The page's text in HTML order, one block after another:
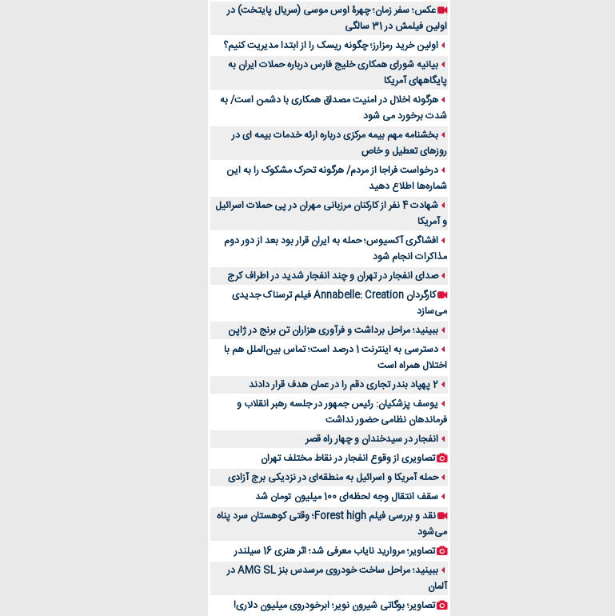
عکس؛ سفر زمان؛ چهرۀ اوس موسی (سریال پایتخت) در
اولین فیلمش در 31 سالگی
اولین خرید رمزارز؛ چگونه ریسک را از ابتدا مدیریت کنیم؟
بیانیه شورای همکاری خلیج فارس درباره حملات ایران به
پایگاههای آمریکا
هرگونه اخلال در امنیت مصداق همکاری با دشمن است/ به
شدت برخورد می شود
بخشنامه مهم بیمه مرکزی درباره ارئه خدمات بیمه ای در
روزهای تعطیل و خاص
درخواست فراجا از مردم/ هرگونه تحرک مشکوک را به این
شماره‌ها اطلاع دهید
شهادت 4 نفر از کارکنان مرزبانی مهران در پی حملات اسرائیل
و آمریکا
افشاگری آکسیوس؛ حمله به ایران قرار بود بعد از دور دوم
مذاکرات انجام شود
صدای انفجار در تهران و چند انفجار شدید در اطراف کرج
کارگردان Annabelle: Creation فیلم ترسناک جدیدی
می‌سازد
ببینید؛ مراحل برداشت و فرآوری هزاران تن برنج در ژاپن
دسترسی به اینترنت 1 درصد است؛ تماس بین‌الملل هم با
اختلال همراه است
2 پهپاد بندر تجاری دقم را در عمان هدف قرار دادند
یوسف پزشکیان: رئیس جمهور در جلسه رهبر انقلاب و
فرماندهان نظامی حضور نداشت
انفجار در سیدخندان و چهار راه قصر
تصاویری از وقوع انفجار در نقاط مختلف تهران
حمله آمریکا و اسرائیل به منطقه‌ای در نزدیکی برج آزادی
سقف انتقال وجه لحظه‌ای 100 میلیون تومان شد
نقد و بررسی فیلم Forest high؛ وقتی کوهستان سرد پناه
می‌شود
تصاویر؛ مروارید نایاب معرفی شد؛ اثر هنری 16 سیلندر
ببینید؛ مراحل ساخت خودروی مرسدس بنز AMG SL در
آلمان
تصاویر؛ بوگاتی شیرون نویر؛ ابرخودروی میلیون دلاری!